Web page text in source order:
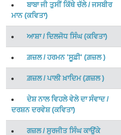
ਬਾਬਾ ਜੀ ਤੁਸੀਂ ਕਿੱਥੇ ਚੱਲੇ/ਜਸਬੀਰ
ਮਾਨ(ਕਵਿਤਾ)
ਆਸ਼ਾ/ ਦਿਲਜੋਧ ਸਿੰਘ(ਕਵਿਤਾ)
ਗ਼ਜ਼ਲ/ਹਰਮਨ 'ਸੂਫ਼ੀ' (ਗ਼ਜ਼ਲ)
ਗ਼ਜ਼ਲ/ ਪਾਲੀ ਖ਼ਾਦਿਮ(ਗ਼ਜ਼ਲ)
ਦੇਸ਼ ਨਾਲ ਵਿਹਲੇ ਵੇਲੇ ਦਾ ਸੰਵਾਦ/
ਦਰਸ਼ਨ ਦਰਵੇਸ਼(ਕਵਿਤਾ)
ਗਜ਼ਲ/ ਸੁਰਜੀਤ ਸਿੰਘ ਕਾਉਂਕੇ